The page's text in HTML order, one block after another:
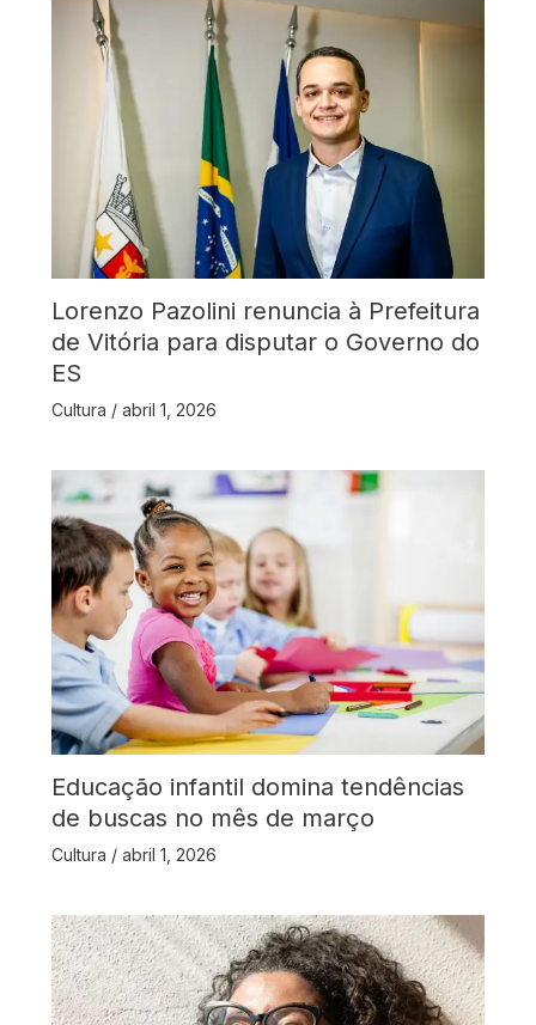
Lorenzo Pazolini renuncia à Prefeitura
de Vitória para disputar o Governo do
ES
Cultura / abril 1, 2026
Educação infantil domina tendências
de buscas no mês de março
Cultura / abril 1, 2026